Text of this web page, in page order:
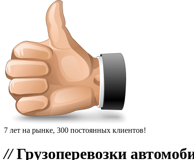
7 лет на рынке, 300 постоянных клиентов!
//Грузоперевозки